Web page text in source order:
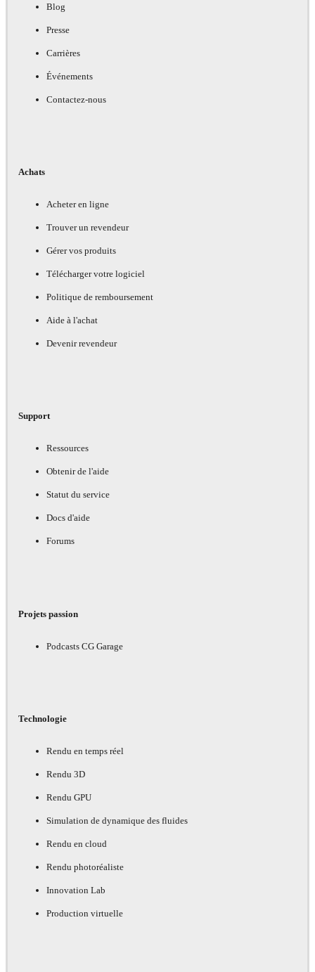
Blog
Presse
Carrières
Événements
Contactez-nous
Achats
Acheter en ligne
Trouver un revendeur
Gérer vos produits
Télécharger votre logiciel
Politique de remboursement
Aide à l'achat
Devenir revendeur
Support
Ressources
Obtenir de l'aide
Statut du service
Docs d'aide
Forums
Projets passion
Podcasts CG Garage
Technologie
Rendu en temps réel
Rendu 3D
Rendu GPU
Simulation de dynamique des fluides
Rendu en cloud
Rendu photoréaliste
Innovation Lab
Production virtuelle